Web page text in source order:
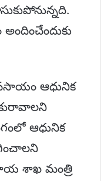
అందించేందుకు
ఆధునిక
ఆధునిక
శాఖ మంత్రి